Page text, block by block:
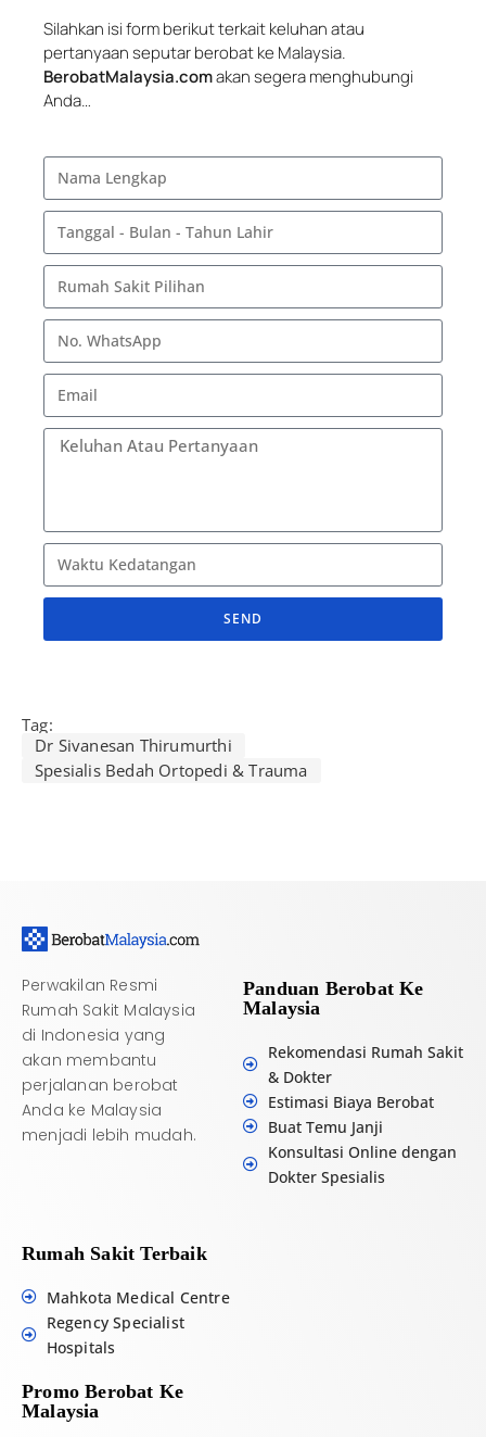
Silahkan isi form berikut terkait keluhan atau
pertanyaan seputar berobat ke Malaysia.
BerobatMalaysia.comakan segera menghubungi
Anda…
SEND
e
e
:
Tag:
Dr Sivanesan Thirumurthi
Spesialis Bedah Ortopedi & Trauma
Perwakilan Resmi
Rumah Sakit Malaysia
di Indonesia yang
akan membantu
perjalanan berobat
Anda ke Malaysia
menjadi lebih mudah.
Panduan Berobat Ke
Malaysia
Rekomendasi Rumah Sakit
& Dokter
Estimasi Biaya Berobat
Buat Temu Janji
Konsultasi Online dengan
Dokter Spesialis
Rumah Sakit Terbaik
Mahkota Medical Centre
Regency Specialist
Hospitals
Promo Berobat Ke
Malaysia